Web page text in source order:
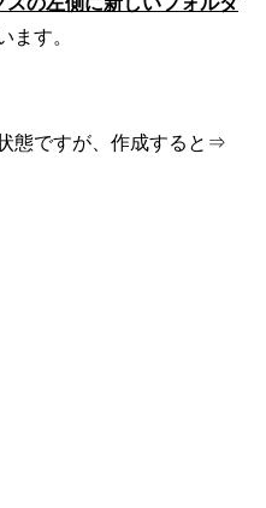
ます。
態ですが、作成すると⇒